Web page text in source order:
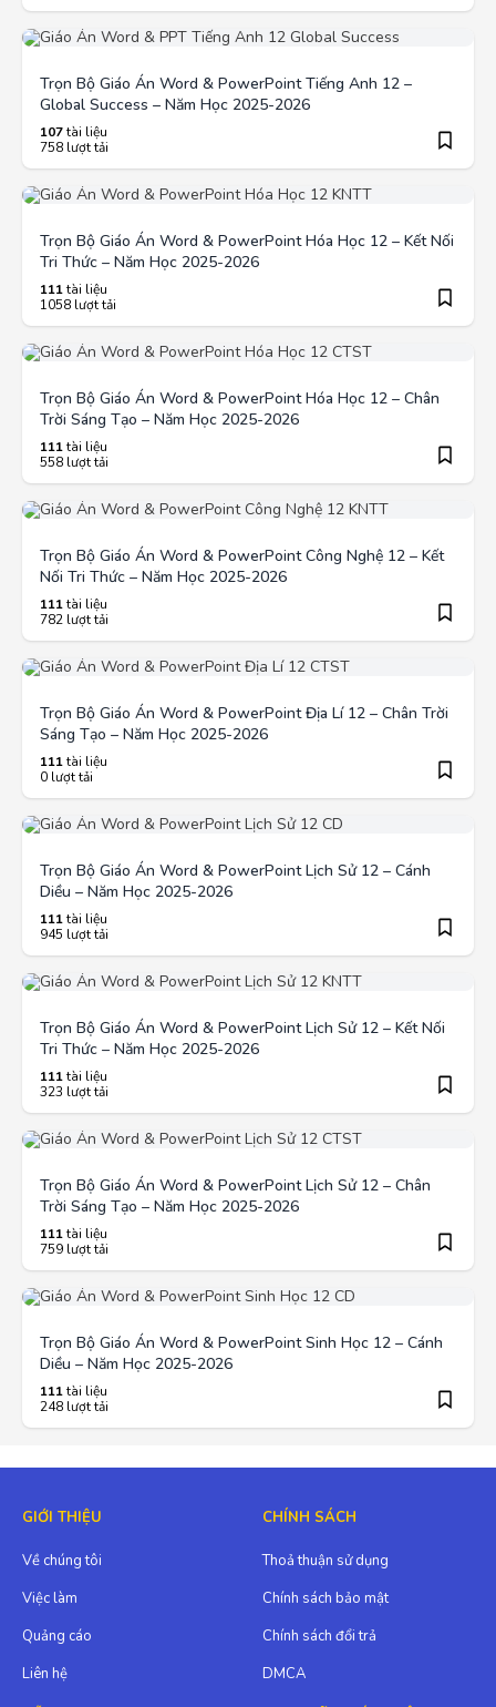
Trọn Bộ Giáo Án Word & PowerPoint Tiếng Anh 12 –
Global Success – Năm Học 2025-2026
107tài liệu
758 lượt tải
Trọn Bộ Giáo Án Word & PowerPoint Hóa Học 12 – Kết Nối
Tri Thức – Năm Học 2025-2026
111tài liệu
1058 lượt tải
Trọn Bộ Giáo Án Word & PowerPoint Hóa Học 12 – Chân
Trời Sáng Tạo – Năm Học 2025-2026
111tài liệu
558 lượt tải
Trọn Bộ Giáo Án Word & PowerPoint Công Nghệ 12 – Kết
Nối Tri Thức – Năm Học 2025-2026
111tài liệu
782 lượt tải
Trọn Bộ Giáo Án Word & PowerPoint Địa Lí 12 – Chân Trời
Sáng Tạo – Năm Học 2025-2026
111tài liệu
0 lượt tải
Trọn Bộ Giáo Án Word & PowerPoint Lịch Sử 12 – Cánh
Diều – Năm Học 2025-2026
111tài liệu
945 lượt tải
Trọn Bộ Giáo Án Word & PowerPoint Lịch Sử 12 – Kết Nối
Tri Thức – Năm Học 2025-2026
111tài liệu
323 lượt tải
Trọn Bộ Giáo Án Word & PowerPoint Lịch Sử 12 – Chân
Trời Sáng Tạo – Năm Học 2025-2026
111tài liệu
759 lượt tải
Trọn Bộ Giáo Án Word & PowerPoint Sinh Học 12 – Cánh
Diều – Năm Học 2025-2026
111tài liệu
248 lượt tải
GIỚI THIỆU
Về chúng tôi
Việc làm
Quảng cáo
Liên hệ
CHÍNH SÁCH
Thoả thuận sử dụng
Chính sách bảo mật
Chính sách đổi trả
DMCA